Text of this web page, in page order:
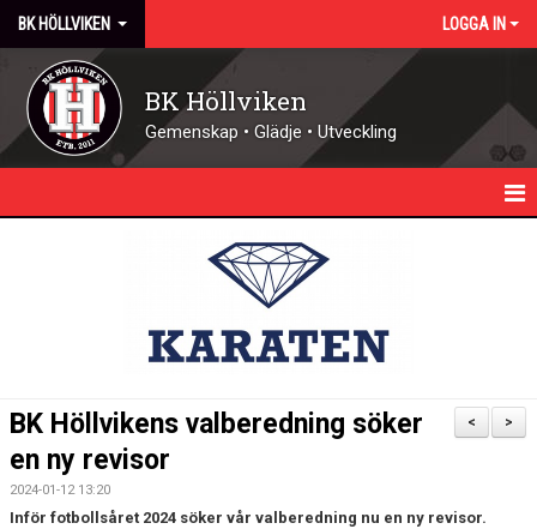
BK HÖLLVIKEN LOGGA IN
BK Höllviken
Gemenskap • Glädje • Utveckling
>
<
BK Höllvikens valberedning söker
en ny revisor
2024-01-12 13:20
Inför fotbollsåret 2024 söker vår valberedning nu en ny revisor.